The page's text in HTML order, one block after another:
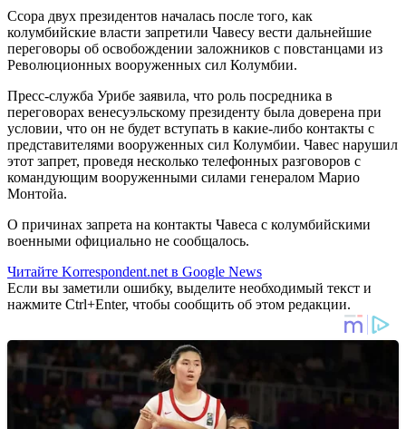
Ссора двух президентов началась после того, как
колумбийские власти запретили Чавесу вести дальнейшие
переговоры об освобождении заложников с повстанцами из
Революционных вооруженных сил Колумбии.
Пресс-служба Урибе заявила, что роль посредника в
переговорах венесуэльскому президенту была доверена при
условии, что он не будет вступать в какие-либо контакты с
представителями вооруженных сил Колумбии. Чавес нарушил
этот запрет, проведя несколько телефонных разговоров с
командующим вооруженными силами генералом Марио
Монтойа.
О причинах запрета на контакты Чавеса с колумбийскими
военными официально не сообщалось.
Читайте Korrespondent.net в Google News
Если вы заметили ошибку, выделите необходимый текст и
нажмите Ctrl+Enter, чтобы сообщить об этом редакции.